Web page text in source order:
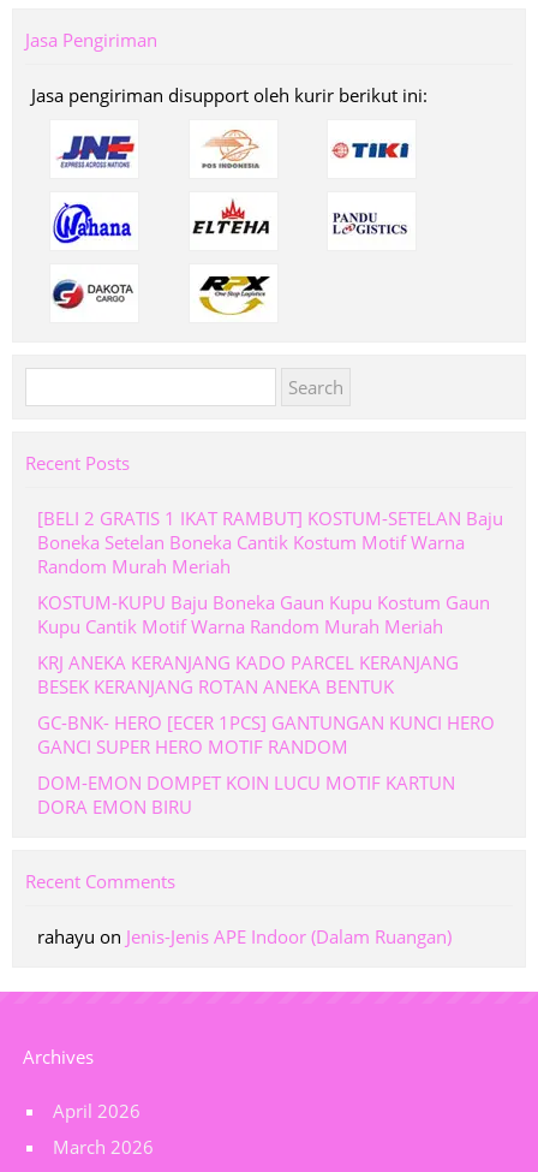
Jasa Pengiriman
Jasa pengiriman disupport oleh kurir berikut ini:
for:
Recent Posts
[BELI 2 GRATIS 1 IKAT RAMBUT] KOSTUM-SETELAN Baju
Boneka Setelan Boneka Cantik Kostum Motif Warna
Random Murah Meriah
KOSTUM-KUPU Baju Boneka Gaun Kupu Kostum Gaun
Kupu Cantik Motif Warna Random Murah Meriah
KRJ ANEKA KERANJANG KADO PARCEL KERANJANG
BESEK KERANJANG ROTAN ANEKA BENTUK
GC-BNK- HERO [ECER 1PCS] GANTUNGAN KUNCI HERO
GANCI SUPER HERO MOTIF RANDOM
DOM-EMON DOMPET KOIN LUCU MOTIF KARTUN
DORA EMON BIRU
Recent Comments
rahayu on Jenis-Jenis APE Indoor (Dalam Ruangan)
Archives
April 2026
March 2026